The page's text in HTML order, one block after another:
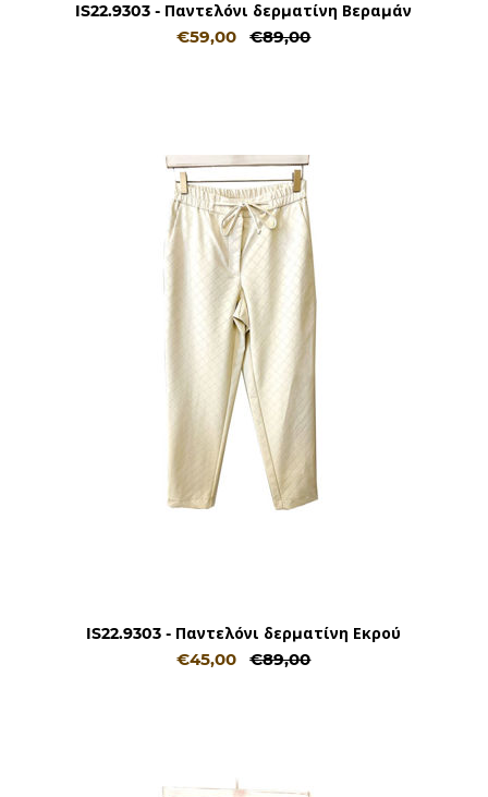
IS22.9303 - Παντελόνι δερματίνη Βεραμάν
€59,00 €89,00
IS22.9303 - Παντελόνι δερματίνη Εκρού
€45,00 €89,00